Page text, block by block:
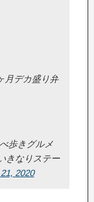
月デカ盛り弁
歩きグルメ
きなりステー
2020